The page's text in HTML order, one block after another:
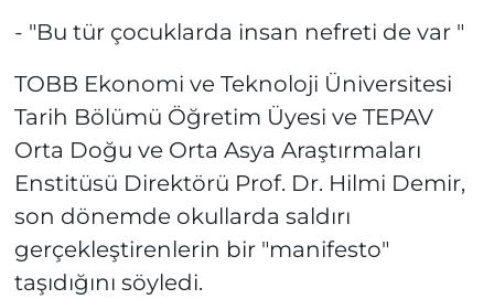
- "Bu tür çocuklarda insan nefreti de var "
TOBB Ekonomi ve Teknoloji Üniversitesi
Tarih Bölümü Öğretim Üyesi ve TEPAV
Orta Doğu ve Orta Asya Araştırmaları
Enstitüsü Direktörü Prof. Dr. Hilmi Demir,
son dönemde okullarda saldırı
gerçekleştirenlerin bir "manifesto"
taşıdığını söyledi.